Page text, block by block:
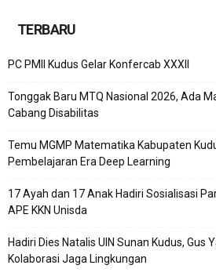
TERBARU
PC PMII Kudus Gelar Konfercab XXXII
Tonggak Baru MTQ Nasional 2026, Ada
Cabang Disabilitas
Temu MGMP Matematika Kabupaten
Pembelajaran Era Deep Learning
17 Ayah dan 17 Anak Hadiri Sosialisasi
APE KKN Unisda
Hadiri Dies Natalis UIN Sunan Kudus, Gus
Kolaborasi Jaga Lingkungan